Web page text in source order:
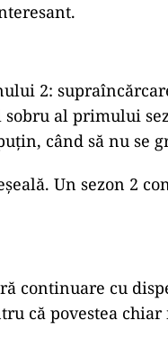
2:
al primului
când să nu se
Un sezon 2
continuare cu
că povestea chiar